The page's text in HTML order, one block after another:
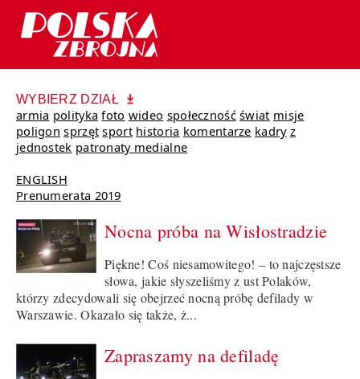
WYBIERZ DZIAŁ
armia polityka foto wideo społeczność świat misje
poligon sprzęt sport historia komentarze kadry z
jednostek patronaty medialne
ENGLISH
Prenumerata 2019
Nocna próba na Wisłostradzie
Piękne! Coś niesamowitego! – to najczęstsze
słowa, jakie słyszeliśmy z ust Polaków,
którzy zdecydowali się obejrzeć nocną próbę defilady w
Warszawie. Okazało się także, ż...
Zapraszamy na defiladę